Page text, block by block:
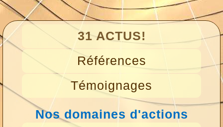
31 ACTUS!
Références
Témoignages
Nos domaines d'actions